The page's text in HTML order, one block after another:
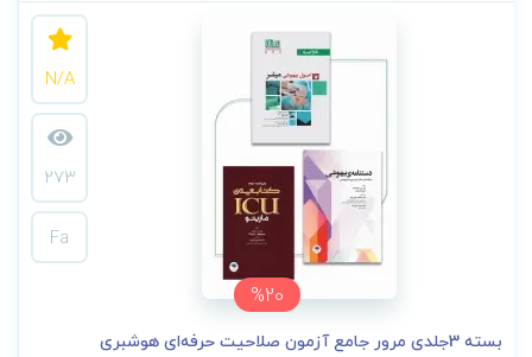
%20
N/A
273
Fa
بسته 3جلدی مرور جامع آزمون صلاحیت حرفه‌ای هوشبری